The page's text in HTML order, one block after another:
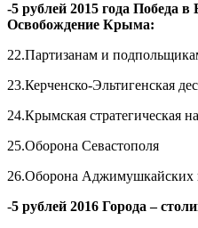
-5 рублей 2015 года Победа в
Освобождение Крыма:
22.Партизанам и
23.Керченско-Эльтигенская
24.Крымская стратегическая
25.Оборона Севастополя
26.Оборона Аджимушкайских
-5 рублей 2016 Города –